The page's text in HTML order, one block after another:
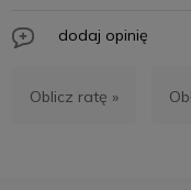
dodaj opinię
Oblicz ratę »